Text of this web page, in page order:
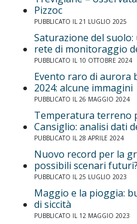
Pizzoc
PUBBLICATO IL 21 LUGLIO 2025
Saturazione del
rete di monitoraggio
PUBBLICATO IL 10 OTTOBRE 2024
Evento raro di aurora
2024: alcune immagini
PUBBLICATO IL 26 MAGGIO 2024
Temperatura terreno
Cansiglio: analisi dati
PUBBLICATO IL 28 APRILE 2024
Nuovo record per la
possibili scenari futuri?
PUBBLICATO IL 25 LUGLIO 2023
Maggio e la pioggia:
di siccità
PUBBLICATO IL 12 MAGGIO 2023